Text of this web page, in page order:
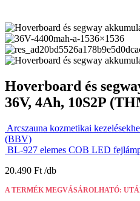
Hoverboard és
36V, 4Ah, 10S2P
Arcszauna kozmetikai
(BBV)
BL-927 elemes COB LED
20.490 Ft
A TERMÉK MEGVÁSÁROLHATÓ: